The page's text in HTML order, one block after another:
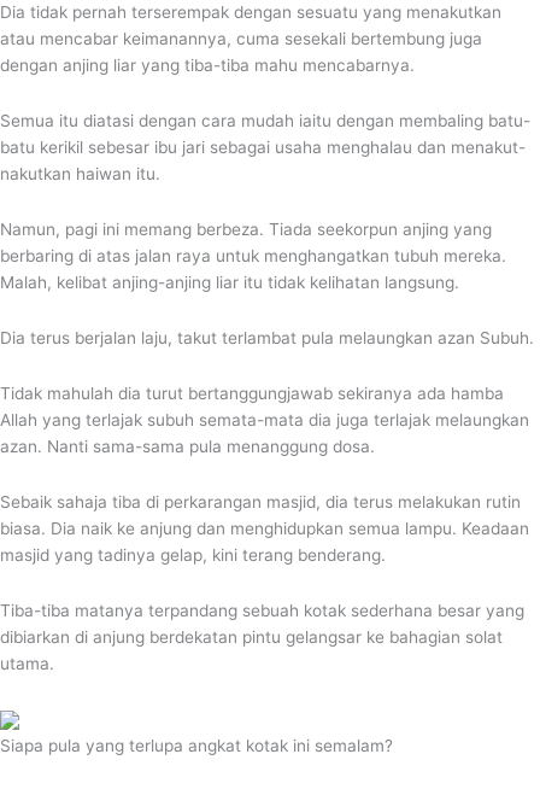
Dia tidak pernah terserempak dengan sesuatu yang menakutkan
atau mencabar keimanannya, cuma sesekali bertembung juga
dengan anjing liar yang tiba-tiba mahu mencabarnya.
Semua itu diatasi dengan cara mudah iaitu dengan membaling batu-
batu kerikil sebesar ibu jari sebagai usaha menghalau dan menakut-
nakutkan haiwan itu.
Namun, pagi ini memang berbeza. Tiada seekorpun anjing yang
berbaring di atas jalan raya untuk menghangatkan tubuh mereka.
Malah, kelibat anjing-anjing liar itu tidak kelihatan langsung.
Dia terus berjalan laju, takut terlambat pula melaungkan azan Subuh.
Tidak mahulah dia turut bertanggungjawab sekiranya ada hamba
Allah yang terlajak subuh semata-mata dia juga terlajak melaungkan
azan. Nanti sama-sama pula menanggung dosa.
Sebaik sahaja tiba di perkarangan masjid, dia terus melakukan rutin
biasa. Dia naik ke anjung dan menghidupkan semua lampu. Keadaan
masjid yang tadinya gelap, kini terang benderang.
Tiba-tiba matanya terpandang sebuah kotak sederhana besar yang
dibiarkan di anjung berdekatan pintu gelangsar ke bahagian solat
utama.
Siapa pula yang terlupa angkat kotak ini semalam?